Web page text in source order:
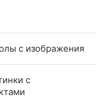
с изображения
с